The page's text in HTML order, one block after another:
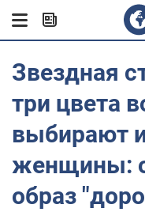
Звездная
три цвета
выбирают
женщины:
образ